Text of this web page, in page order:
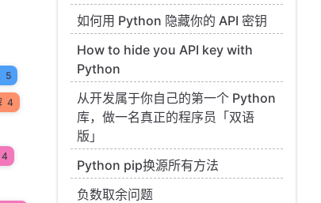
5
4
4
如何用 Python 隐藏你的 API 密钥
How to hide you API key with
Python
从开发属于你自己的第一个 Python
库，做一名真正的程序员「双语
版」
Python pip换源所有方法
负数取余问题